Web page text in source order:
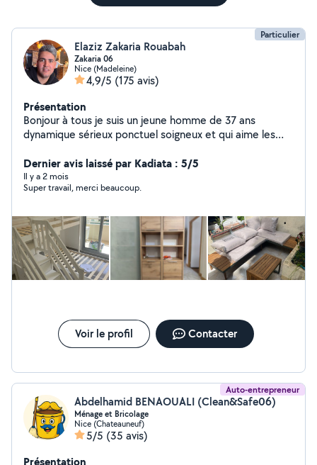
Particulier
Elaziz Zakaria Rouabah
Zakaria 06
Nice (Madeleine)
4,9/5 (175 avis)
Présentation
Bonjour à tous je suis un jeune homme de 37 ans
dynamique sérieux ponctuel soigneux et qui aime les
Dernier avis laissé par Kadiata : 5/5
Il y a 2 mois
Super travail, merci beaucoup.
Voir le profil Contacter
Auto-entrepreneur
Abdelhamid BENAOUALI (Clean&Safe06)
Ménage et Bricolage
Nice (Chateauneuf)
5/5 (35 avis)
Présentation